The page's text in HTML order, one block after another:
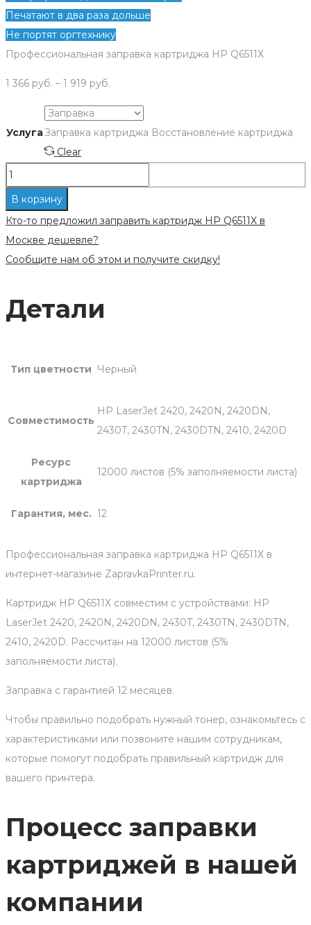
Печатают в два раза дольше
Не портят оргтехнику
Профессиональная заправка картриджа HP Q6511Х
1 366 руб. – 1 919 руб.
УслугаЗаправка картриджа Восстановление картриджа
Clear
Количество
Заправка
картриджа
В корзину
Кто-то предложил заправить картридж HP Q6511X в
Москве дешевле?
Сообщите нам об этом и получите скидку!
Детали
Тип цветности Черный
Совместимость
HP LaserJet 2420, 2420N, 2420DN,
2430T, 2430TN, 2430DTN, 2410, 2420D
Ресурс
картриджа
12000 листов (5% заполняемости листа)
Гарантия, мес. 12
Профессиональная заправка картриджа HP Q6511Х в
интернет-магазине ZapravkaPrinter.ru.
Картридж HP Q6511X совместим с устройствами: HP
LaserJet 2420, 2420N, 2420DN, 2430T, 2430TN, 2430DTN,
2410, 2420D. Рассчитан на 12000 листов (5%
заполняемости листа).
Заправка с гарантией 12 месяцев.
Чтобы правильно подобрать нужный тонер, ознакомьтесь с
характеристиками или позвоните нашим сотрудникам,
которые помогут подобрать правильный картридж для
вашего принтера.
Процесс заправки
картриджей в нашей
компании